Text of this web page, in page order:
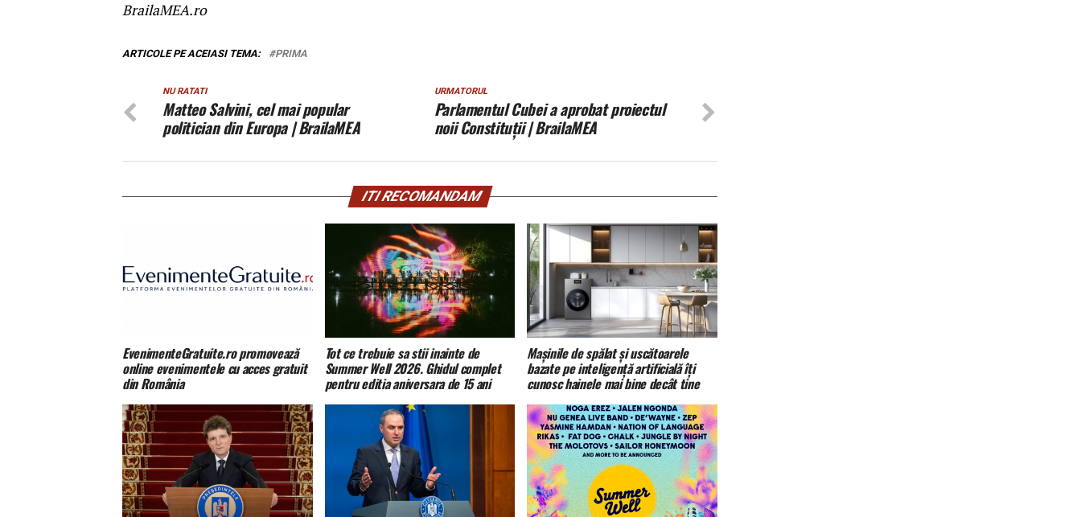
BrailaMEA.ro
ARTICOLE PE ACEIASI TEMA: PRIMA
URMATORUL
Parlamentul Cubei a aprobat proiectul
noii Constituții | BrailaMEA
NU RATATI
Matteo Salvini, cel mai popular
politician din Europa | BrailaMEA
ITI RECOMANDAM
EvenimenteGratuite.ro promovează
online evenimentele cu acces gratuit
din România
Tot ce trebuie sa stii inainte de
Summer Well 2026. Ghidul complet
pentru editia aniversara de 15 ani
Mașinile de spălat și uscătoarele
bazate pe inteligență artificială îți
cunosc hainele mai bine decât tine